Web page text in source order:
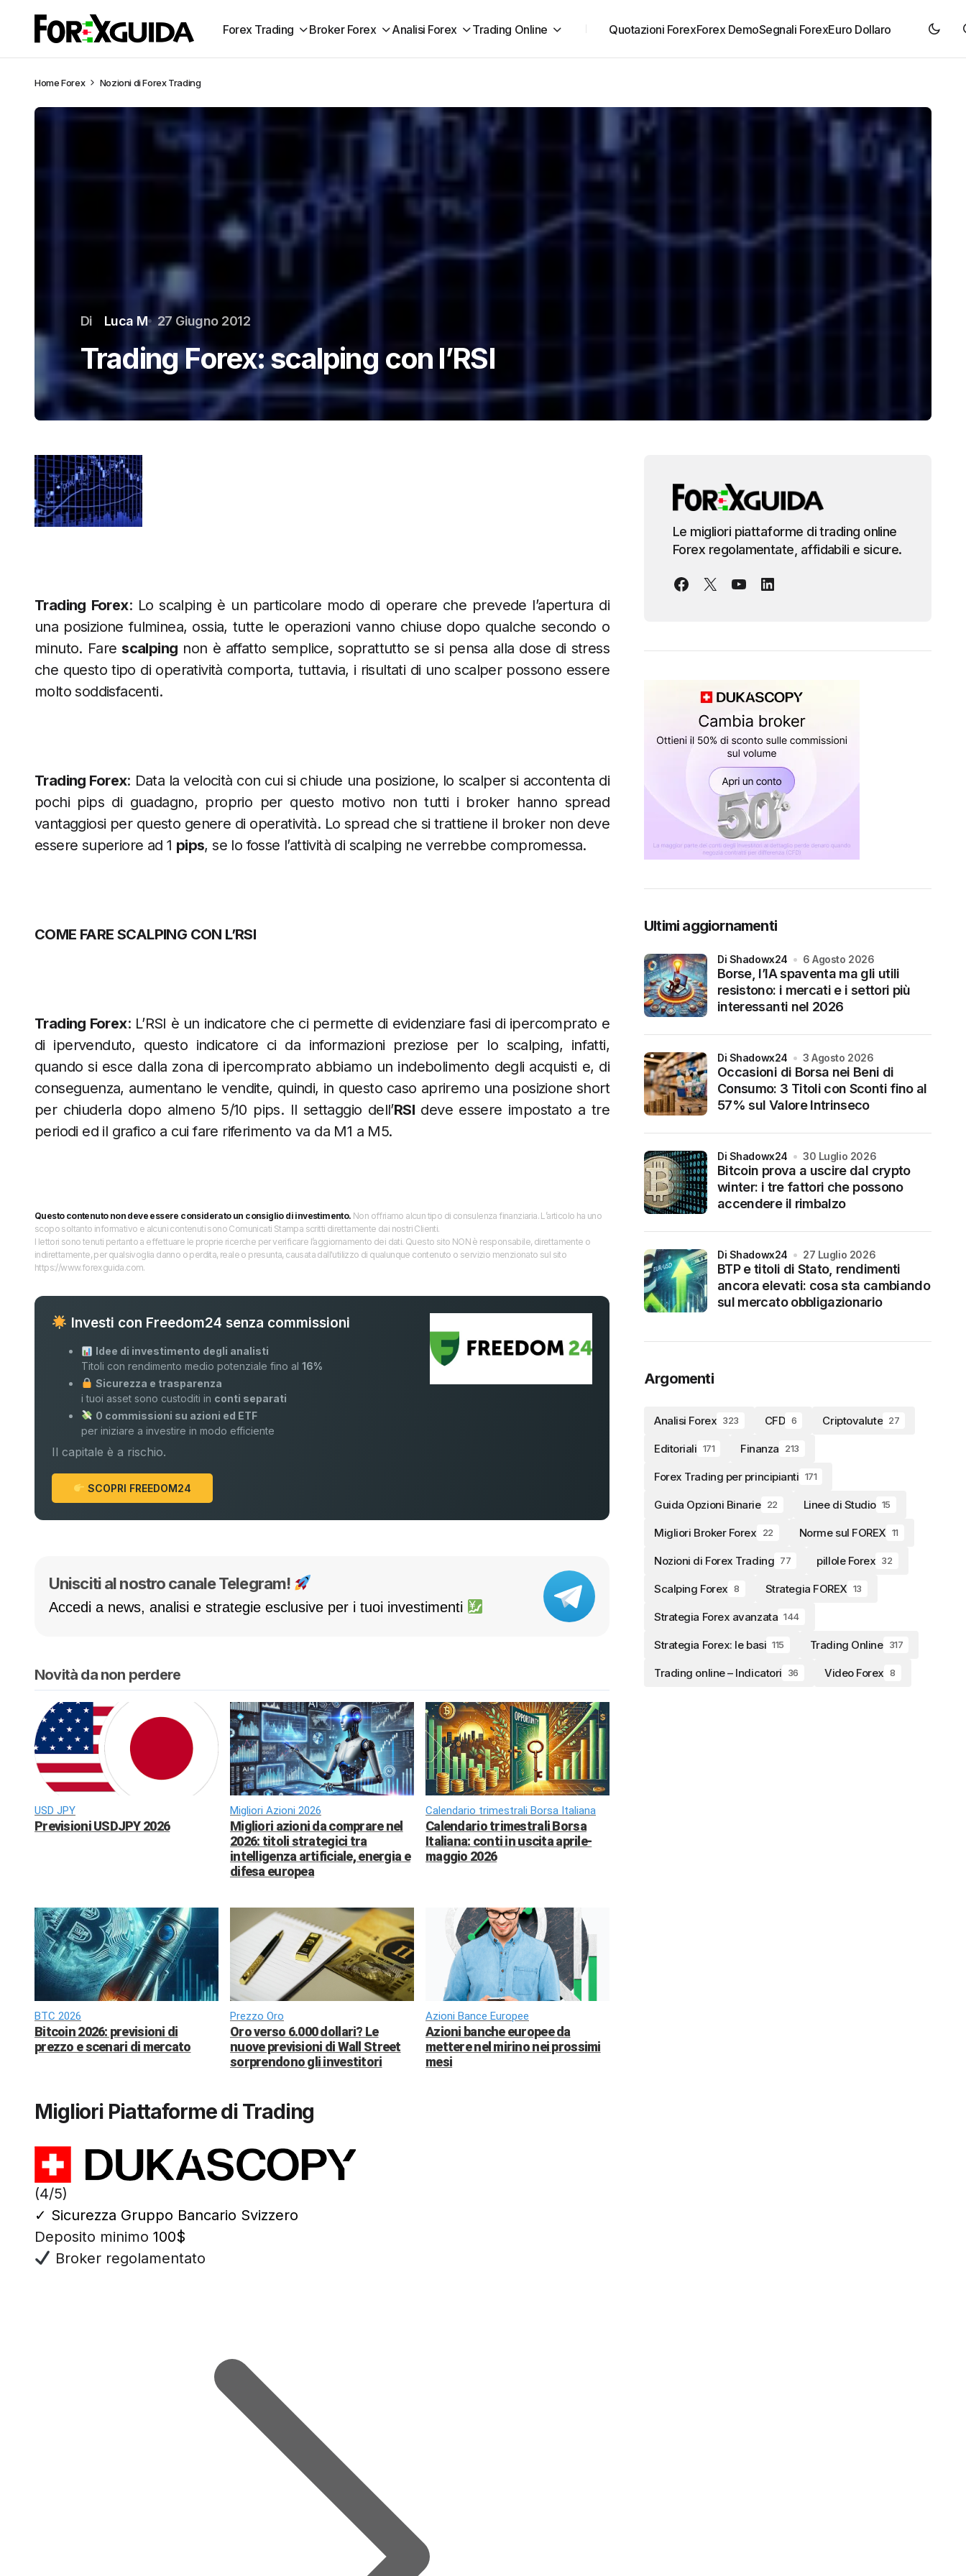
Forex Trading Broker Forex Analisi Forex Trading Online Quotazioni ForexForex DemoSegnali ForexEuro Dollaro
HomeForex Nozioni di Forex Trading
Di Luca M 27 Giugno 2012
Trading Forex: scalping con l’RSI
Trading Forex: Lo scalping è un particolare modo di operare che prevede l’apertura di
una posizione fulminea, ossia, tutte le operazioni vanno chiuse dopo qualche secondo o
minuto. Fare scalping non è affatto semplice, soprattutto se si pensa alla dose di stress
che questo tipo di operatività comporta, tuttavia, i risultati di uno scalper possono essere
molto soddisfacenti.
Trading Forex: Data la velocità con cui si chiude una posizione, lo scalper si accontenta di
pochi pips di guadagno, proprio per questo motivo non tutti i broker hanno spread
vantaggiosi per questo genere di operatività. Lo spread che si trattiene il broker non deve
essere superiore ad 1 pips, se lo fosse l’attività di scalping ne verrebbe compromessa.
COME FARE SCALPING CON L’RSI
Trading Forex: L’RSI è un indicatore che ci permette di evidenziare fasi di ipercomprato e
di ipervenduto, questo indicatore ci da informazioni preziose per lo scalping, infatti,
quando si esce dalla zona di ipercomprato abbiamo un indebolimento degli acquisti e, di
conseguenza, aumentano le vendite, quindi, in questo caso apriremo una posizione short
per chiuderla dopo almeno 5/10 pips. Il settaggio dell’RSIdeve essere impostato a tre
periodi ed il grafico a cui fare riferimento va da M1 a M5.
Questo contenuto non deve essere considerato un consiglio di investimento. Non offriamo alcun tipo di consulenza finanziaria. L’articolo ha uno
scopo soltanto informativo e alcuni contenuti sono Comunicati Stampa scritti direttamente dai nostri Clienti.
I lettori sono tenuti pertanto a effettuare le proprie ricerche per verificare l’aggiornamento dei dati. Questo sito NON è responsabile, direttamente o
indirettamente, per qualsivoglia danno o perdita, reale o presunta, causata dall'utilizzo di qualunque contenuto o servizio menzionato sul sito
https://www.forexguida.com.
Investi con Freedom24 senza commissioni
Idee di investimento degli analisti
Titoli con rendimento medio potenziale fino al16%
Sicurezza e trasparenza
i tuoi asset sono custoditi in conti separati
0 commissioni su azioni ed ETF
per iniziare a investire in modo efficiente
Il capitale è a rischio.
SCOPRI FREEDOM24
Unisciti al nostro canale Telegram!
Accedi a news, analisi e strategie esclusive per i tuoi investimenti
Novità da non perdere
USD JPY
Previsioni USDJPY 2026
Migliori Azioni 2026
Migliori azioni da comprare nel
2026: titoli strategici tra
intelligenza artificiale, energia e
difesa europea
Calendario trimestrali Borsa Italiana
Calendario trimestrali Borsa
Italiana: conti in uscita aprile-
maggio 2026
BTC 2026
Bitcoin 2026: previsioni di
prezzo e scenari di mercato
Prezzo Oro
Oro verso 6.000 dollari? Le
nuove previsioni di Wall Street
sorprendono gli investitori
Azioni Bance Europee
Azioni banche europee da
mettere nel mirino nei prossimi
mesi
Migliori Piattaforme di Trading
(4/5)
✓ Sicurezza Gruppo Bancario Svizzero
Deposito minimo 100$
Broker regolamentato
Le migliori piattaforme di trading online
Forex regolamentate, affidabili e sicure.
Ultimi aggiornamenti
Borse, l’IA spaventa ma gli utili
resistono: i mercati e i settori più
interessanti nel 2026
di Shadowx24 6 Agosto 2026
Occasioni di Borsa nei Beni di
Consumo: 3 Titoli con Sconti fino al
57% sul Valore Intrinseco
di Shadowx24 3 Agosto 2026
Bitcoin prova a uscire dal crypto
winter: i tre fattori che possono
accendere il rimbalzo
di Shadowx24 30 Luglio 2026
BTP e titoli di Stato, rendimenti
ancora elevati: cosa sta cambiando
sul mercato obbligazionario
di Shadowx24 27 Luglio 2026
Argomenti
Analisi Forex 323 CFD 6 Criptovalute 27
Editoriali 171 Finanza 213
Forex Trading per principianti 171
Guida Opzioni Binarie 22 Linee di Studio 15
Migliori Broker Forex 22 Norme sul FOREX 11
Nozioni di Forex Trading 77 pillole Forex 32
Scalping Forex 8 Strategia FOREX 13
Strategia Forex avanzata 144
Strategia Forex: le basi 115 Trading Online 317
Trading online – Indicatori 36 Video Forex 8